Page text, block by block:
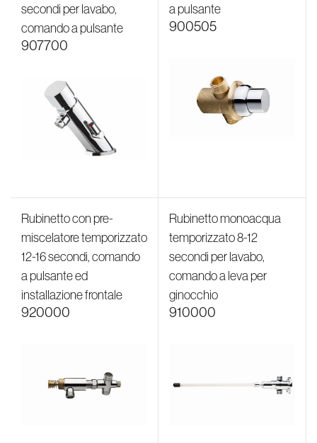
secondi per lavabo,
comando a pulsante
907700
a pulsante
900505
Rubinetto con pre-
miscelatore temporizzato
12-16 secondi, comando
a pulsante ed
installazione frontale
920000
Rubinetto monoacqua
temporizzato 8-12
secondi per lavabo,
comando a leva per
ginocchio
910000